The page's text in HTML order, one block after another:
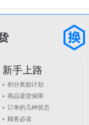
新手上路
积分奖励计划
商品退货保障
订单的几种状态
顾客必读